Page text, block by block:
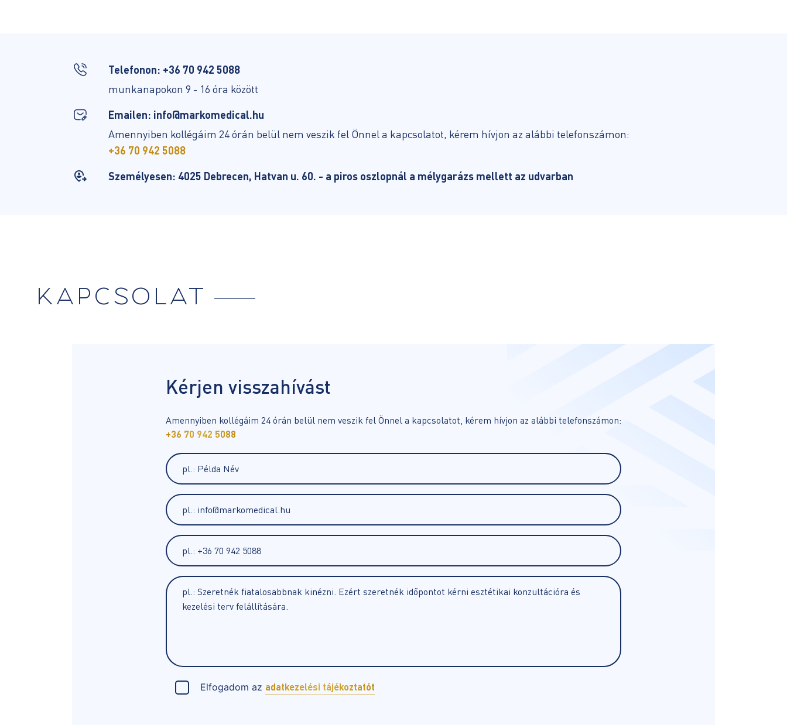
Telefonon: +36 70 942 5088
munkanapokon 9 - 16 óra között
Emailen: info@markomedical.hu
Amennyiben kollégáim 24 órán belül nem veszik fel Önnel a kapcsolatot, kérem hívjon az alábbi telefonszámon:
+36 70 942 5088
Személyesen: 4025 Debrecen, Hatvan u. 60. - a piros oszlopnál a mélygarázs mellett az udvarban
KAPCSOLAT
Kérjen visszahívást
Amennyiben kollégáim 24 órán belül nem veszik fel Önnel a kapcsolatot, kérem hívjon az alábbi telefonszámon:
+36 70 942 5088
Elfogadom az adatkezelési tájékoztatót